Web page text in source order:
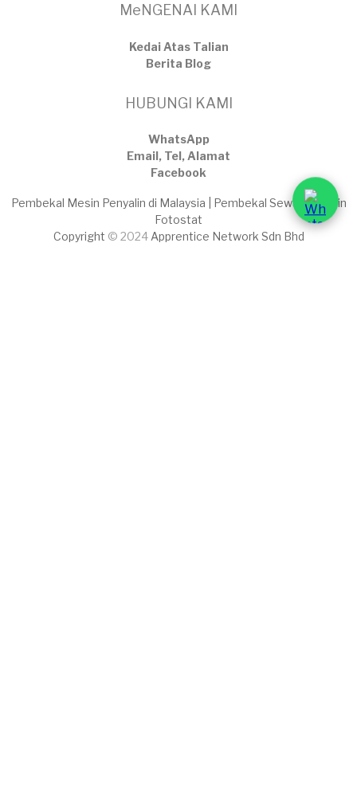
MeNGENAI KAMI
Kedai Atas Talian
​Berita Blog
HUBUNGI KAMI
WhatsApp
Email, Tel, Alamat
Facebook
Pembekal Mesin Penyalin di Malaysia | Pembekal Sewaan Mesin
Fotostat
Copyright © 2024 Apprentice Network Sdn Bhd